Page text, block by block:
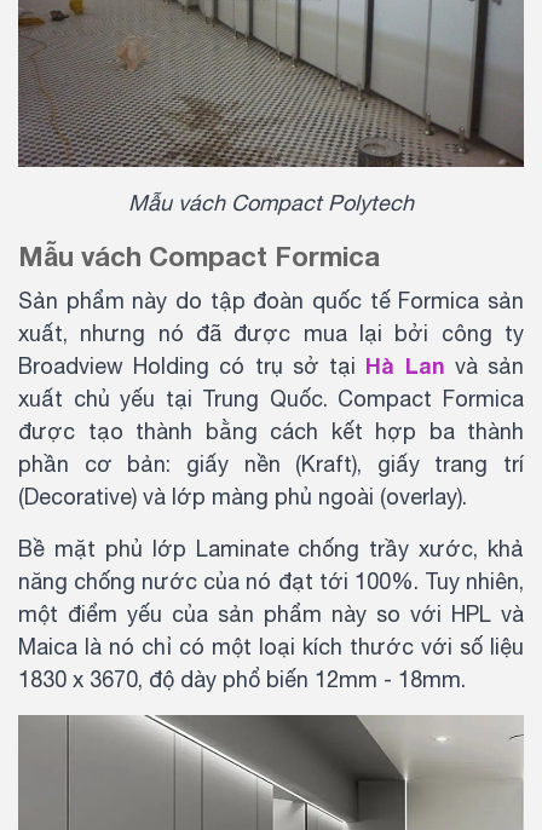
Mẫu vách Compact Polytech
Mẫu vách Compact Formica
Sản phẩm này do tập đoàn quốc tế Formica sản
xuất, nhưng nó đã được mua lại bởi công ty
Broadview Holding có trụ sở tại Hà Lan và sản
xuất chủ yếu tại Trung Quốc. Compact Formica
được tạo thành bằng cách kết hợp ba thành
phần cơ bản: giấy nền (Kraft), giấy trang trí
(Decorative) và lớp màng phủ ngoài (overlay).
Bề mặt phủ lớp Laminate chống trầy xước, khả
năng chống nước của nó đạt tới 100%. Tuy nhiên,
một điểm yếu của sản phẩm này so với HPL và
Maica là nó chỉ có một loại kích thước với số liệu
1830 x 3670, độ dày phổ biến 12mm - 18mm.